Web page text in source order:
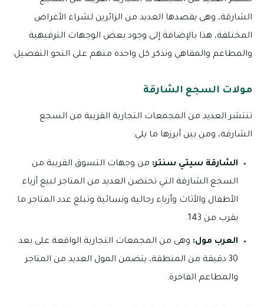
الشارقة، وهى يقصدها العديد من الزائرين لشراء الأغراض
المختلفة، هذا بالإضافة إلى وجود بعض الوجهات الترفيهية
والمطاعم والمقاهي ونذكر كل واحدة منهم على النحو التفصيل:
مولات السجع الشارقة
تنتشر العديد من المجمعات التجارية القريبة من السجع
الشارقة، ومن بين أبرزها ما يلي:
الشارقة سيتي سنتر: من وجهات التسوق القريبة من
السجع الشارقة التي تحتضن العديد من المتاجر لبيع أزياء
الأطفال والأثاث وأزياء رجالية ونسائية وتبلغ عدد المتاجر ما
يقرب من 143.
العرب مول: وهى من المجمعات التجارية الواقعة على بعد
30 دقيقة من المنطقة، يتضمن المول العديد من المتاجر
والمطاعم الفاخرة.